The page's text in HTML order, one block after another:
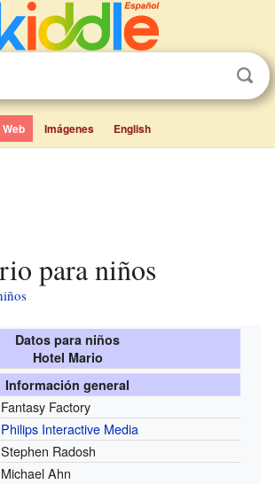
Web Imágenes English
para niños
Datos para niños
Hotel Mario
Información general
Fantasy Factory
Philips Interactive Media
Stephen Radosh
Michael Ahn